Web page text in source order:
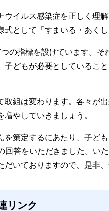
ウイルス感染症を正しく理
として「すまいる・あくし
の指標を設けています。
子どもが必要としているこ
取組は変わります。各々が
やしていきましょう。
を策定するにあたり、子ど
回答をいただきました。い
いておりますので、是非
リンク